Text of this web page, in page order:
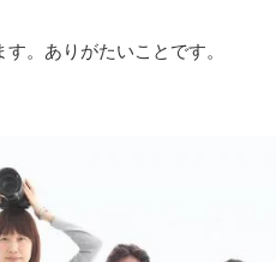
。ありがたいことです。